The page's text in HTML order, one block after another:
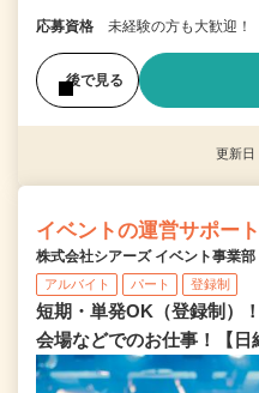
応募資格 未経験の方も大歓迎！
後で見る
更新
イベントの運営サポート
株式会社シアーズ イベント事業部
アルバイト パート 登録制
短期・単発OK（登録制）
会場などでのお仕事！【日